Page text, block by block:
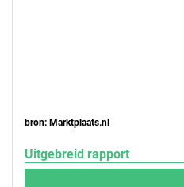
bron: Marktplaats.nl
Uitgebreid rapport